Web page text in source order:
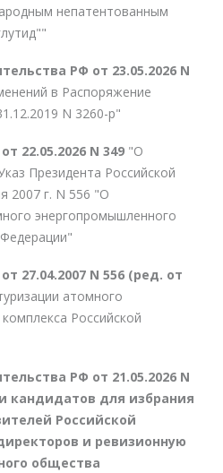
непатентованным
РФ от 23.05.2026 N
в Распоряжение
N 3260-р"
22.05.2026 N 349 "О
Президента Российской
2007 г. N 556 "О
энергопромышленного
27.04.2007 N 556 (ред. от
атомного
Российской
РФ от 21.05.2026 N
кандидатов для избрания
Российской
и ревизионную
общества